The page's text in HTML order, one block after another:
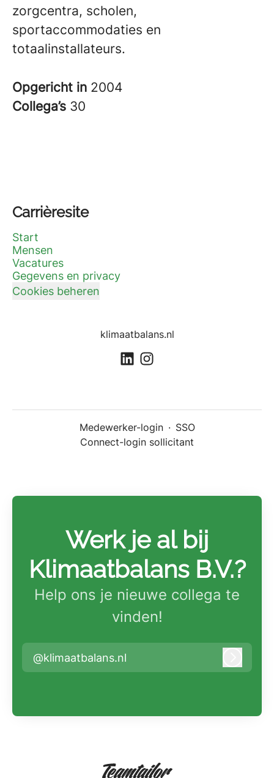
zorgcentra, scholen,
sportaccommodaties en
totaalinstallateurs.
Opgericht in 2004
Collega’s 30
Carrièresite
Start
Mensen
Vacatures
Gegevens en privacy
Cookies beheren
klimaatbalans.nl
Medewerker-login · SSO
Connect-login sollicitant
Werk je al bij
Klimaatbalans B.V.?
Help ons je nieuwe collega te
vinden!
@klimaatbalans.nl